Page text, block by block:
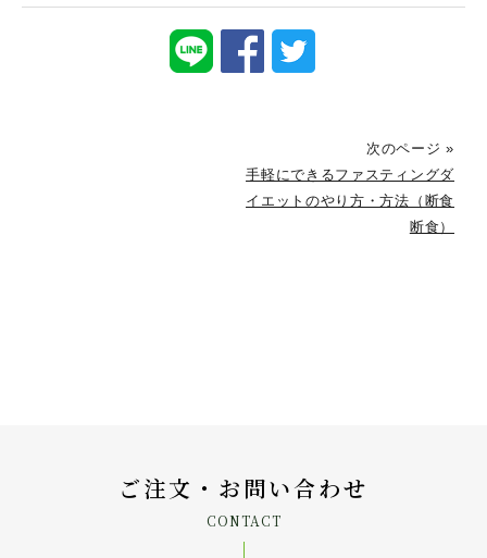
次のページ »
手軽にできるファスティングダ
イエットのやり方・方法（断食
断食）
ご注文・お問い合わせ
CONTACT